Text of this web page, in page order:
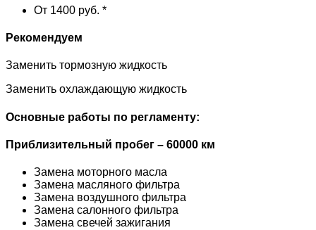
От 1400 руб. *
Рекомендуем
Заменить тормозную жидкость
Заменить охлаждающую жидкость
Основные работы по регламенту:
Приблизительный пробег – 60000 км
Замена моторного масла
Замена масляного фильтра
Замена воздушного фильтра
Замена салонного фильтра
Замена свечей зажигания